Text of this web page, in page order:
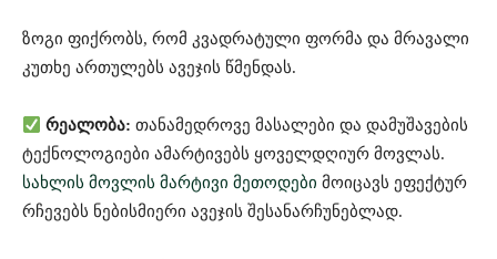
ზოგი ფიქრობს, რომ კვადრატული ფორმა და მრავალი
კუთხე ართულებს ავეჯის წმენდას.
რეალობა: თანამედროვე მასალები და დამუშავების
ტექნოლოგიები ამარტივებს ყოველდღიურ მოვლას.
სახლის მოვლის მარტივი მეთოდები მოიცავს ეფექტურ
რჩევებს ნებისმიერი ავეჯის შესანარჩუნებლად.